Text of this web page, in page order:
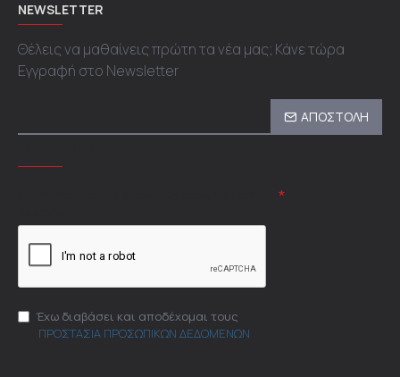
NEWSLETTER
Θέλεις να μαθαίνεις πρώτη τα νέα μας; Κάνε τώρα
Εγγραφή στο Newsletter
ΑΠΟΣΤΟΛΗ
Έχω διαβάσει και αποδέχομαι τους
ΠΡΟΣΤΑΣΙΑ ΠΡΟΣΩΠΙΚΩΝ ΔΕΔΟΜΕΝΩΝ